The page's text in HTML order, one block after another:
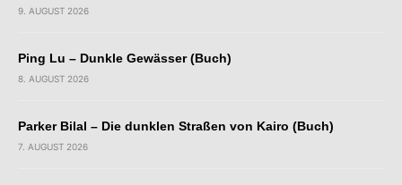
9. AUGUST 2026
Ping Lu – Dunkle Gewässer (Buch)
8. AUGUST 2026
Parker Bilal – Die dunklen Straßen von Kairo (Buch)
7. AUGUST 2026